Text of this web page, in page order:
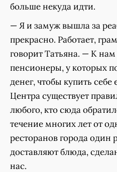
больше некуда идти.
— Я и замуж вышла за
прекрасно. Работает,
говорит Татьяна. — К
пенсионеры, у которых
денег, чтобы купить
Центра существует
любого, кто сюда
течение многих лет от
ресторанов города один
доставляют блюда,
нас.